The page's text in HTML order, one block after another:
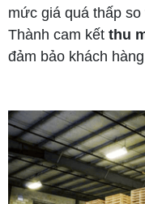
mức giá quá thấp
Thành cam kết thu
đảm bảo khách